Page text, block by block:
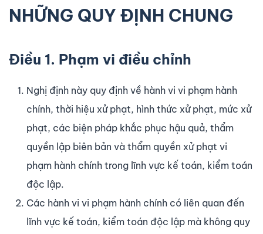
NHỮNG QUY ĐỊNH CHUNG
Điều 1. Phạm vi điều chỉnh
Nghị định này quy định về hành vi vi phạm hành
chính, thời hiệu xử phạt, hình thức xử phạt, mức xử
phạt, các biện pháp khắc phục hậu quả, thẩm
quyền lập biên bản và thẩm quyền xử phạt vi
phạm hành chính trong lĩnh vực kế toán, kiểm toán
độc lập.
Các hành vi vi phạm hành chính có liên quan đến
lĩnh vực kế toán, kiểm toán độc lập mà không quy